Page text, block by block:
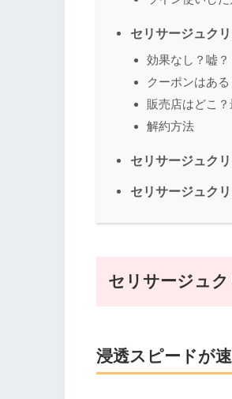
セリサージュク
効果なし？嘘？
クーポンはある
販売店はどこ？
解約方法
セリサージュク
セリサージュク
セリサージュ
浸透スピードが